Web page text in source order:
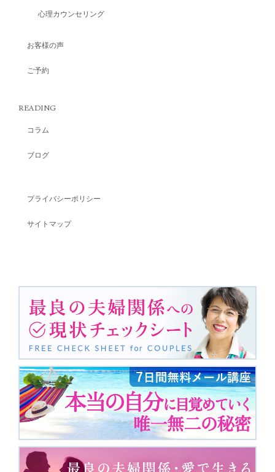
心理カウンセリング
お客様の声
ご予約
READING
コラム
ブログ
プライバシーポリシー
サイトマップ